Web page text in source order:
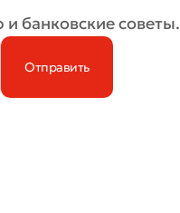
банковские советы.